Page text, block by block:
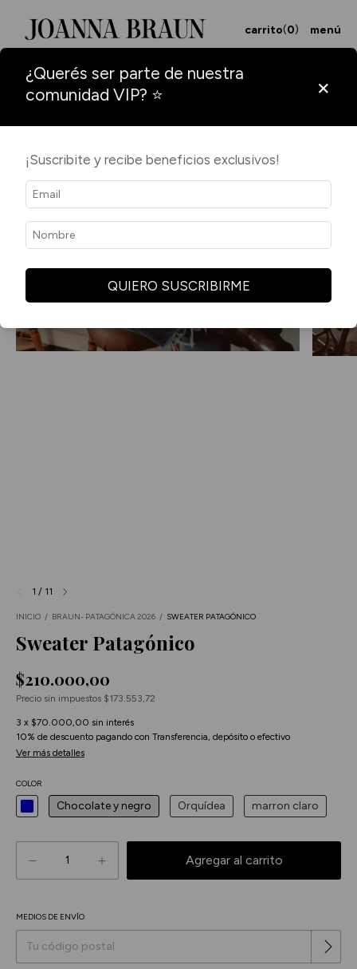
menú
carrito(0)
1 / 11
INICIO / BRAUN- PATAGÓNICA 2026 / SWEATER PATAGÓNICO
Sweater Patagónico
$210.000,00
Precio sin impuestos $173.553,72
3 x $70.000,00 sin interés
10% de descuento pagando con Transferencia, depósito o efectivo
Ver más detalles
COLOR
Chocolate y negro Orquídea marron claro
Entregas para el CP:
MEDIOS DE ENVÍO
¿Querés ser parte de nuestra
comunidad VIP? ⭐
×
¡Suscribite y recibe beneficios exclusivos!
QUIERO SUSCRIBIRME